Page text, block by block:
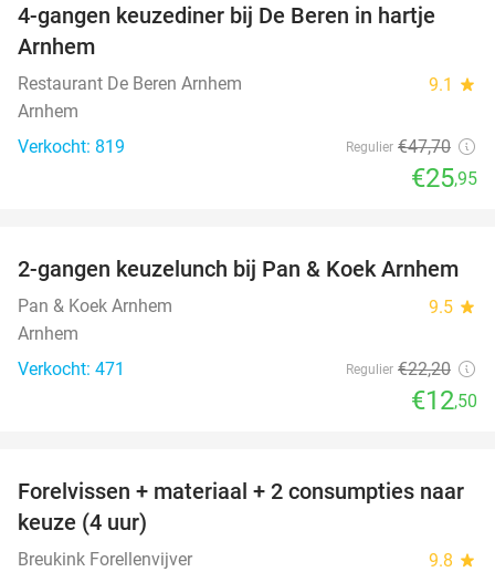
46%
4-gangen keuzediner bij De Beren in hartje
Arnhem
Restaurant De Beren Arnhem 9.1 star
Arnhem
Verkocht: 819
Regulier €47,70
€25,95
44%
2-gangen keuzelunch bij Pan & Koek Arnhem
Pan & Koek Arnhem 9.5 star
Arnhem
Verkocht: 471
Regulier €22,20
€12,50
50%
Forelvissen + materiaal + 2 consumpties naar
keuze (4 uur)
Breukink Forellenvijver 9.8 star